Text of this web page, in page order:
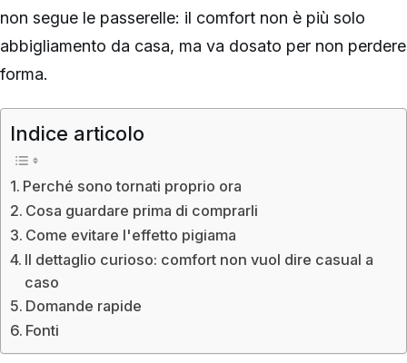
non segue le passerelle: il comfort non è più solo
abbigliamento da casa, ma va dosato per non perdere
forma.
Indice articolo
Perché sono tornati proprio ora
Cosa guardare prima di comprarli
Come evitare l'effetto pigiama
Il dettaglio curioso: comfort non vuol dire casual a
caso
Domande rapide
Fonti